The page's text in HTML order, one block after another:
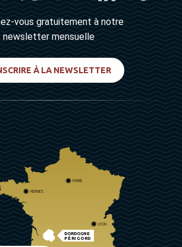
vous gratuitement à notre
newsletter mensuelle
À LA NEWSLETTER
DORDOGNE
PÉRIGORD
PARIS
RENNES
LYON